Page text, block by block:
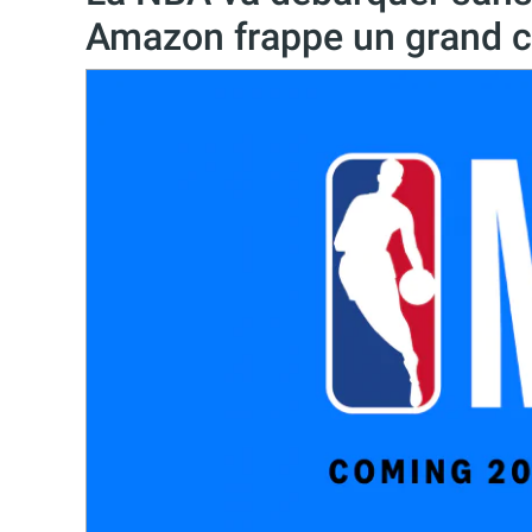
Amazon frappe un grand